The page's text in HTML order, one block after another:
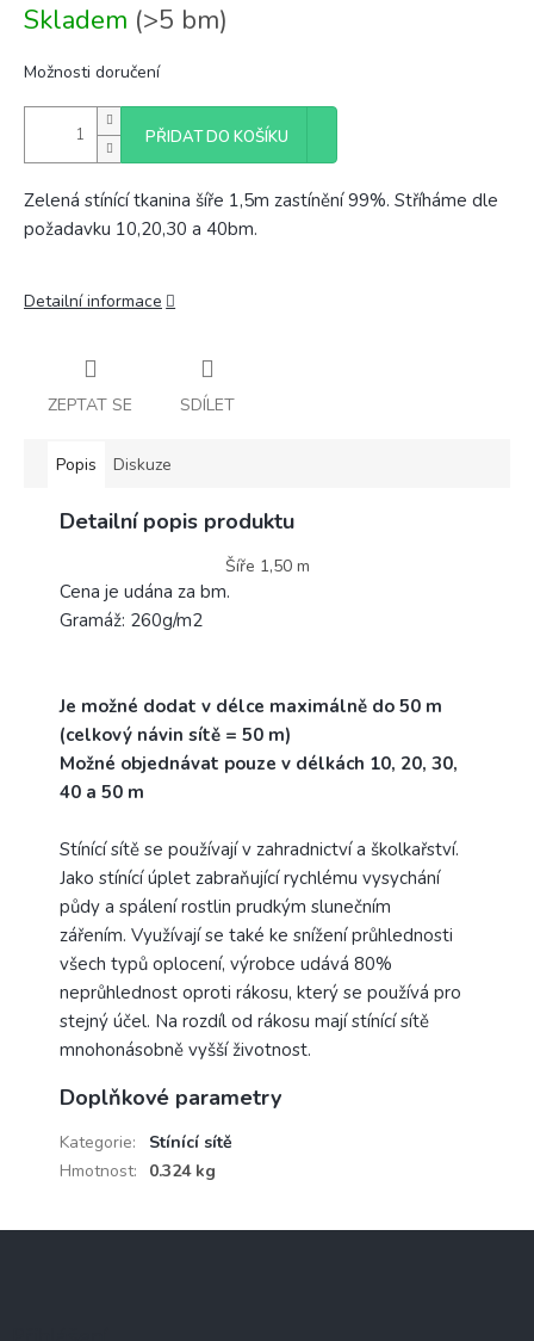
cena:
Skladem (>5 bm)
Možnosti doručení
PŘIDAT DO KOŠÍKU
Zelená stínící tkanina šíře 1,5m zastínění 99%. Stříháme dle
požadavku 10,20,30 a 40bm.
Detailní informace
ZEPTAT SE SDÍLET
Popis Diskuze
Detailní popis produktu
Šíře 1,50 m
Cena je udána za bm.
Gramáž: 260g/m2
Je možné dodat v délce maximálně do 50 m
(celkový návin sítě = 50 m)
Možné objednávat pouze v délkách 10, 20, 30,
40 a 50 m
Stínící sítě se používají v zahradnictví a školkařství.
Jako stínící úplet zabraňující rychlému vysychání
půdy a spálení rostlin prudkým slunečním
zářením. Využívají se také ke snížení průhlednosti
všech typů oplocení, výrobce udává 80%
neprůhlednost oproti rákosu, který se používá pro
stejný účel. Na rozdíl od rákosu mají stínící sítě
mnohonásobně vyšší životnost.
Doplňkové parametry
Kategorie:
Stínící sítě
Hmotnost: 0.324 kg